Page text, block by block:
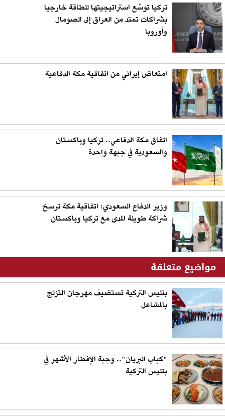
تركيا توسّع استراتيجيتها للطاقة خارجيا
بشراكات تمتد من العراق إلى الصومال
وأوروبا
امتعاض إيراني من اتفاقية مكة الدفاعية
اتفاق مكة الدفاعي.. تركيا وباكستان
والسعودية في جبهة واحدة
وزير الدفاع السعودي: اتفاقية مكة ترسخ
شراكة طويلة المدى مع تركيا وباكستان
مواضيع متعلقة
بتليس التركية تستضيف مهرجان التزلج
بالمشاعل
"كباب البريان".. وجبة الإفطار الأشهر في
بتليس التركية